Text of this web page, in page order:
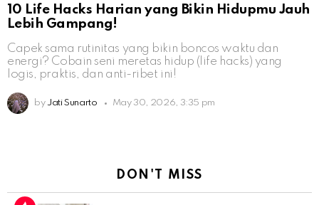
10 Life Hacks Harian yang Bikin Hidupmu Jauh
Lebih Gampang!
Capek sama rutinitas yang bikin boncos waktu dan
energi? Cobain seni meretas hidup (life hacks) yang
logis, praktis, dan anti-ribet ini!
by Jati Sunarto May 30, 2026, 3:35 pm
DON'T MISS